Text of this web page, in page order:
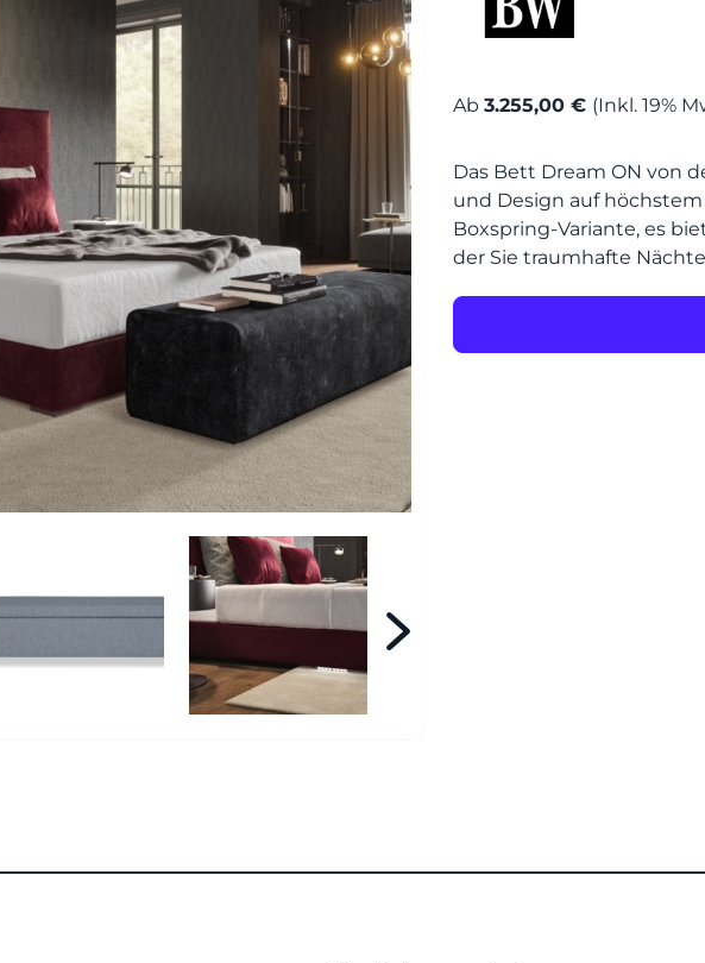
HERSTELLER
EVENTS
STYLES
RHEINWERK
MÖBEL
MÖBEL
Ab 3.255,00 € (Inkl. 19%
Das Bett Dream ON von
und Design auf
Boxspring-Variante, es
der Sie traumhafte
Senden